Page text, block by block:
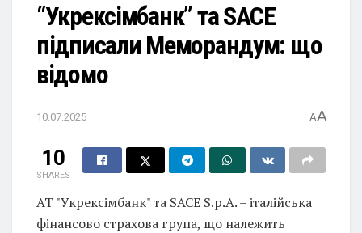
“Укрексімбанк” та SACE
підписали Меморандум: що
відомо
10.07.2025 AA
10
SHARES
АТ "Укрексімбанк" та SACE S.p.A. – італійська
фінансово страхова група, що належить